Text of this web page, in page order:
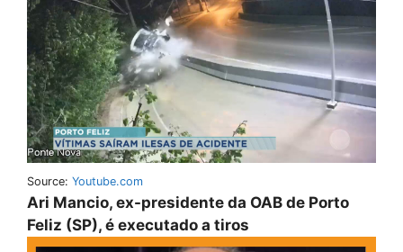
Source: Youtube.com
Ari Mancio, ex-presidente da OAB de Porto
Feliz (SP), é executado a tiros